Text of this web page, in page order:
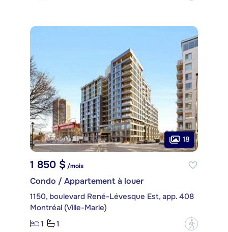
18
1 850 $ /mois
Condo / Appartement à louer
1150, boulevard René-Lévesque Est, app. 408
Montréal (Ville-Marie)
1
1 ?